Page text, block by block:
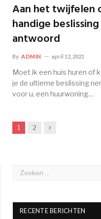
Aan het twijfelen
handige
antwoord
By ADMIN april 12, 2021
Moet ik een huis huren of
je de ultieme beslissing
voor u, een huurwoning…
1 2 Next
RECENTE BERICHTEN